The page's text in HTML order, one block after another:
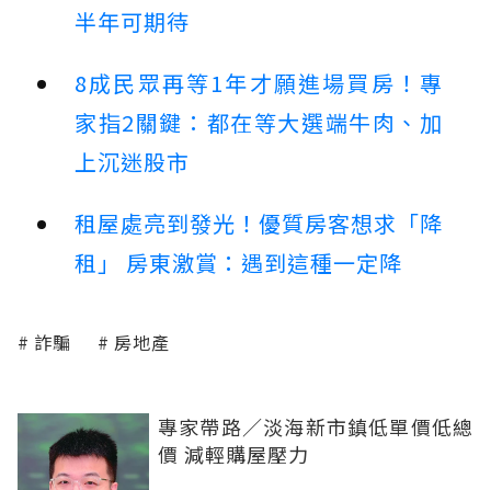
半年可期待
8成民眾再等1年才願進場買房！專
家指2關鍵：都在等大選端牛肉、加
上沉迷股市
租屋處亮到發光！優質房客想求「降
租」 房東激賞：遇到這種一定降
詐騙 房地產
專家帶路／淡海新市鎮低單價低總
價 減輕購屋壓力